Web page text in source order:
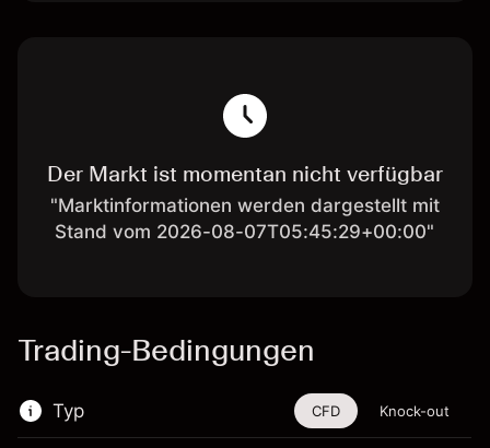
Der Markt ist momentan nicht verfügbar
"Marktinformationen werden dargestellt mit
Stand vom 2026-08-07T05:45:29+00:00"
Trading-Bedingungen
Typ CFD Knock-out